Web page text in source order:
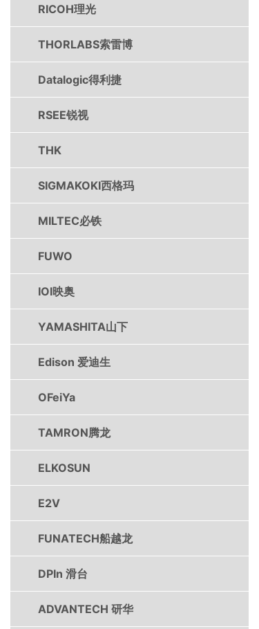
RICOH理光
THORLABS索雷博
Datalogic得利捷
RSEE锐视
THK
SIGMAKOKI西格玛
MILTEC必铁
FUWO
IOI映奥
YAMASHITA山下
Edison 爱迪生
OFeiYa
TAMRON腾龙
ELKOSUN
E2V
FUNATECH船越龙
DPIn 滑台
ADVANTECH 研华